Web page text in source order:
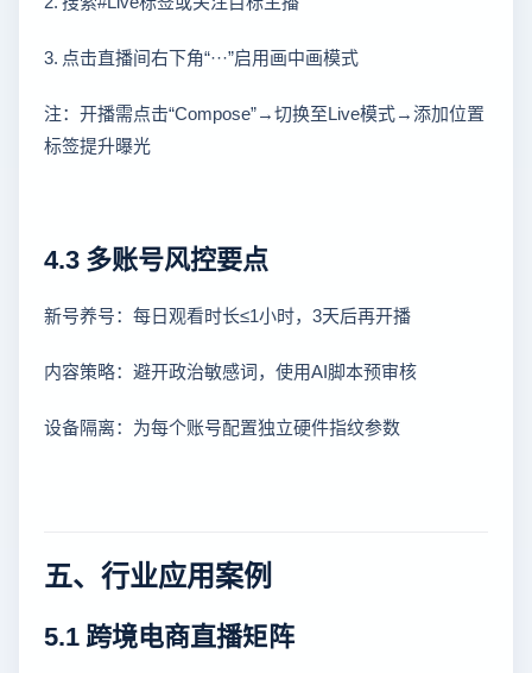
3. 点击直播间右下角“···”启用画中画模式
注：开播需点击“Compose”→切换至Live模式→添加位置
标签提升曝光
4.3 多账号风控要点
新号养号：每日观看时长≤1小时，3天后再开播
内容策略：避开政治敏感词，使用AI脚本预审核
设备隔离：为每个账号配置独立硬件指纹参数
五、行业应用案例
5.1 跨境电商直播矩阵